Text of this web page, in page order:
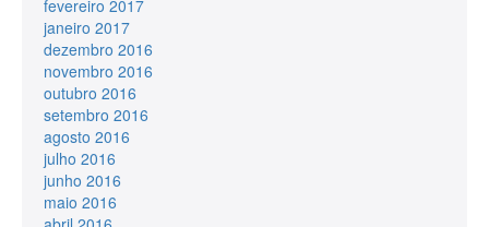
fevereiro 2017
janeiro 2017
dezembro 2016
novembro 2016
outubro 2016
setembro 2016
agosto 2016
julho 2016
junho 2016
maio 2016